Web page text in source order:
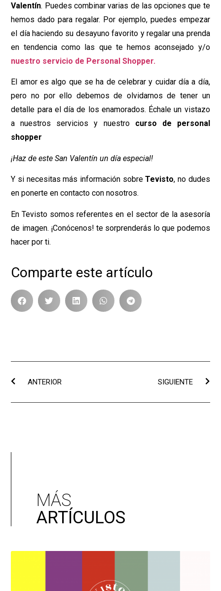
Valentín. Puedes combinar varias de las opciones que te
hemos dado para regalar. Por ejemplo, puedes empezar
el día haciendo su desayuno favorito y regalar una prenda
en tendencia como las que te hemos aconsejado y/o
nuestro servicio de Personal Shopper.
El amor es algo que se ha de celebrar y cuidar día a día,
pero no por ello debemos de olvidarnos de tener un
detalle para el día de los enamorados. Échale un vistazo
a nuestros servicios y nuestro curso de personal
shopper
¡Haz de este San Valentín un día especial!
Y si necesitas más información sobreTevisto, no dudes
en ponerte en contacto con nosotros.
En Tevisto somos referentes en el sector de la asesoría
de imagen. ¡Conócenos! te sorprenderás lo que podemos
hacer por ti.
Comparte este artículo
ANTERIOR SIGUIENTE
MÁS
ARTÍCULOS